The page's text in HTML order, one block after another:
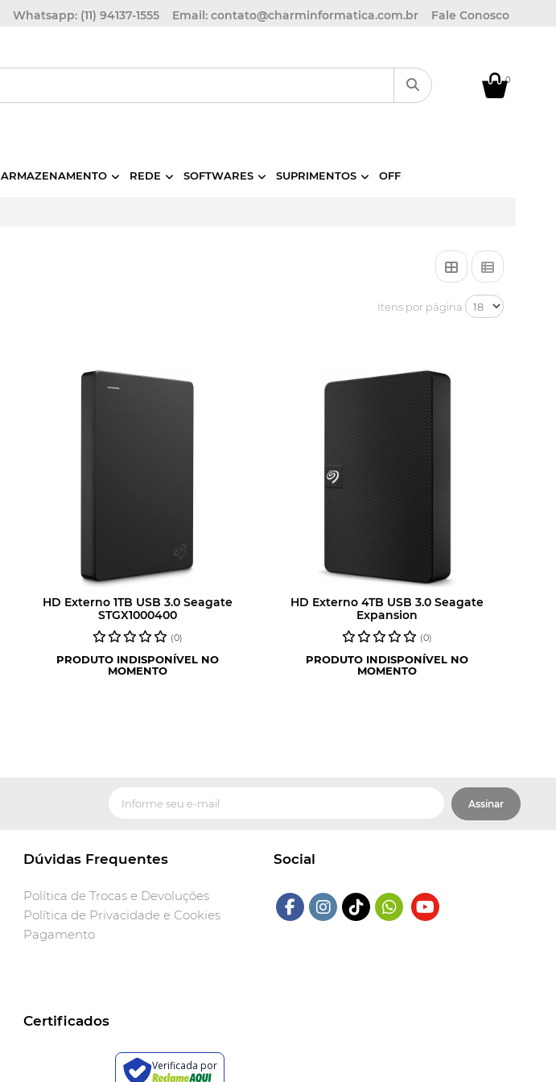
Whatsapp: (11) 94137-1555 Email: contato@charminformatica.com.br Fale Conosco
0
ARMAZENAMENTO REDE SOFTWARES SUPRIMENTOS OFF
Itens por página
HD Externo 1TB USB 3.0 Seagate
STGX1000400
(0)
PRODUTO INDISPONÍVEL NO
MOMENTO
HD Externo 4TB USB 3.0 Seagate
Expansion
(0)
PRODUTO INDISPONÍVEL NO
MOMENTO
Assinar
Dúvidas Frequentes
Política de Trocas e Devoluções
Política de Privacidade e Cookies
Pagamento
Social
Certificados
Verificada por